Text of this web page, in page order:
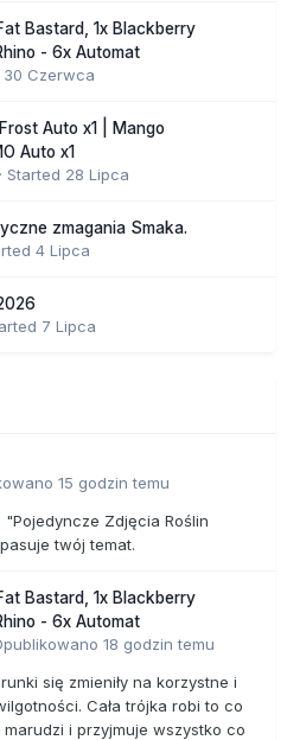
Bastard, 1x Blackberry
- 6x Automat
30 Czerwca
Auto x1 | Mango
Auto x1
· Started 28 Lipca
zmagania Smaka.
4 Lipca
7 Lipca
15 godzin temu
"Pojedyncze Zdjęcia Roślin
twój temat.
Bastard, 1x Blackberry
- 6x Automat
18 godzin temu
się zmieniły na korzystne i
Cała trójka robi to co
i przyjmuje wszystko co